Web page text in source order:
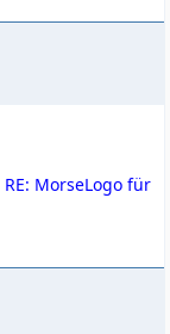
RE: MorseLogo für